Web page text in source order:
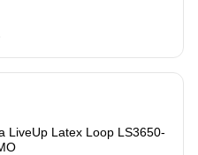
LiveUp Latex Loop LS3650-